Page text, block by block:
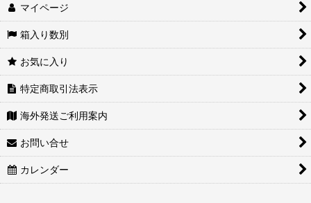
マイページ
箱入り数別
お気に入り
特定商取引法表示
海外発送ご利用案内
お問い合せ
カレンダー